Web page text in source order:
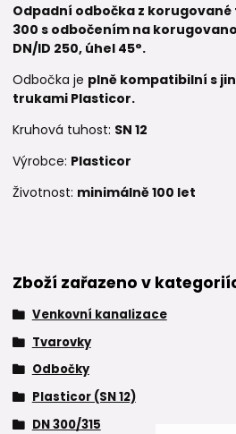
Odpadní odbočka z
300 s odbočením na
DN/ID 250, úhel 45°.
Odbočka je plně kompatibilní s
trukami Plasticor.
Kruhová tuhost: SN 12
Výrobce: Plasticor
Životnost: minimálně 100 let
Zboží zařazeno v
Venkovní kanalizace
Tvarovky
Odbočky
Plasticor (SN 12)
DN 300/315